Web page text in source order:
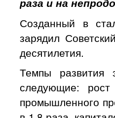
Созданный в
зарядил
десятилетия.
Темпы
следующие:
промышленного